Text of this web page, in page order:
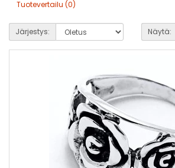
Tuotevertailu (0)
Järjestys: Näytä: